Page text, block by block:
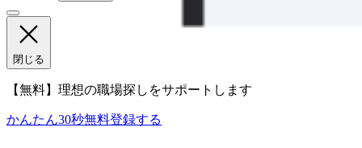
閉じる
【無料】理想の職場探しをサポートします
かんたん30秒無料登録する